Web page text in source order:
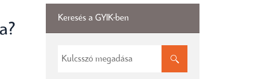
Keresés a GYIK-ben